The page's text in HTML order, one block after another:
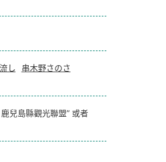
し
串木野さのさ
兒島縣觀光聯盟” 或者